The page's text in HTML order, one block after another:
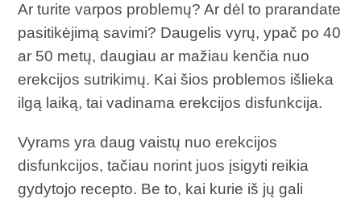
Ar turite varpos problemų? Ar dėl to prarandate
pasitikėjimą savimi? Daugelis vyrų, ypač po 40
ar 50 metų, daugiau ar mažiau kenčia nuo
erekcijos sutrikimų. Kai šios problemos išlieka
ilgą laiką, tai vadinama erekcijos disfunkcija.
Vyrams yra daug vaistų nuo erekcijos
disfunkcijos, tačiau norint juos įsigyti reikia
gydytojo recepto. Be to, kai kurie iš jų gali